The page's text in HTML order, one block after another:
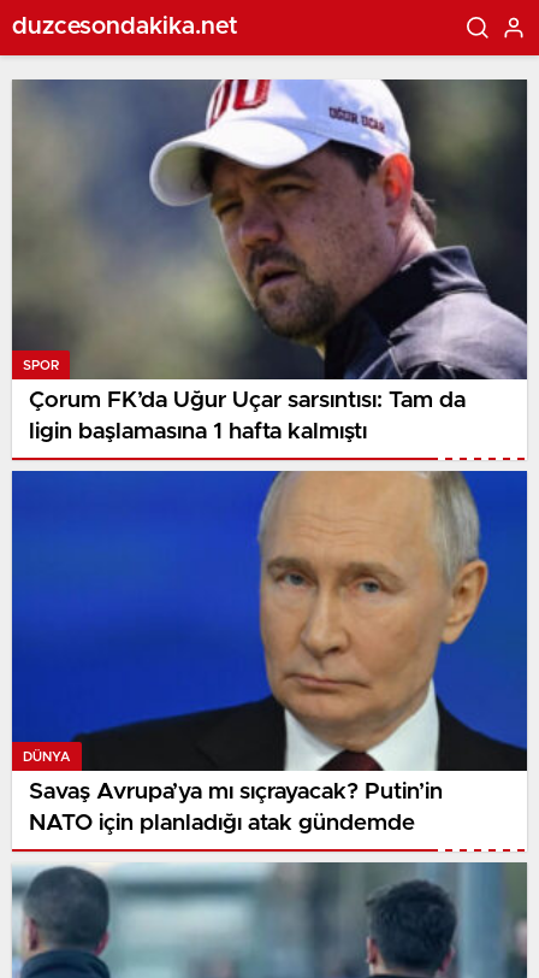
duzcesondakika.net
SPOR
Çorum FK’da Uğur Uçar sarsıntısı: Tam da
ligin başlamasına 1 hafta kalmıştı
DÜNYA
Savaş Avrupa’ya mı sıçrayacak? Putin’in
NATO için planladığı atak gündemde